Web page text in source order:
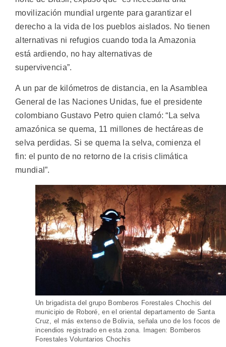
movilización mundial urgente para garantizar el
derecho a la vida de los pueblos aislados. No tienen
alternativas ni refugios cuando toda la Amazonia
está ardiendo, no hay alternativas de
supervivencia”.
A un par de kilómetros de distancia, en la Asamblea
General de las Naciones Unidas, fue el presidente
colombiano Gustavo Petro quien clamó: “La selva
amazónica se quema, 11 millones de hectáreas de
selva perdidas. Si se quema la selva, comienza el
fin: el punto de no retorno de la crisis climática
mundial”.
Un brigadista del grupo Bomberos Forestales Chochis del
municipio de Roboré, en el oriental departamento de Santa
Cruz, el más extenso de Bolivia, señala uno de los focos de
incendios registrado en esta zona. Imagen: Bomberos
Forestales Voluntarios Chochis